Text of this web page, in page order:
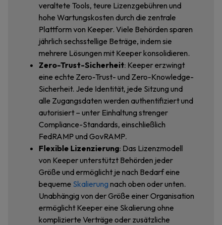
veraltete Tools, teure Lizenzgebühren und
hohe Wartungskosten durch die zentrale
Plattform von Keeper. Viele Behörden sparen
jährlich sechsstellige Beträge, indem sie
mehrere Lösungen mit Keeper konsolidieren.
Zero-Trust-Sicherheit: Keeper erzwingt
eine echte Zero-Trust- und Zero-Knowledge-
Sicherheit. Jede Identität, jede Sitzung und
alle Zugangsdaten werden authentifiziert und
autorisiert – unter Einhaltung strenger
Compliance-Standards, einschließlich
FedRAMP und GovRAMP.
Flexible Lizenzierung: Das Lizenzmodell
von Keeper unterstützt Behörden jeder
Größe und ermöglicht je nach Bedarf eine
bequeme Skalierung nach oben oder unten.
Unabhängig von der Größe einer Organisation
ermöglicht Keeper eine Skalierung ohne
komplizierte Verträge oder zusätzliche